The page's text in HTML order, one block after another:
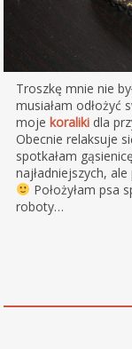
Troszkę mnie nie
musiałam odłożyć
moje koralikidla
Obecnie relaksuje
spotkałam
najładniejszych,
Położyłam psa
roboty…